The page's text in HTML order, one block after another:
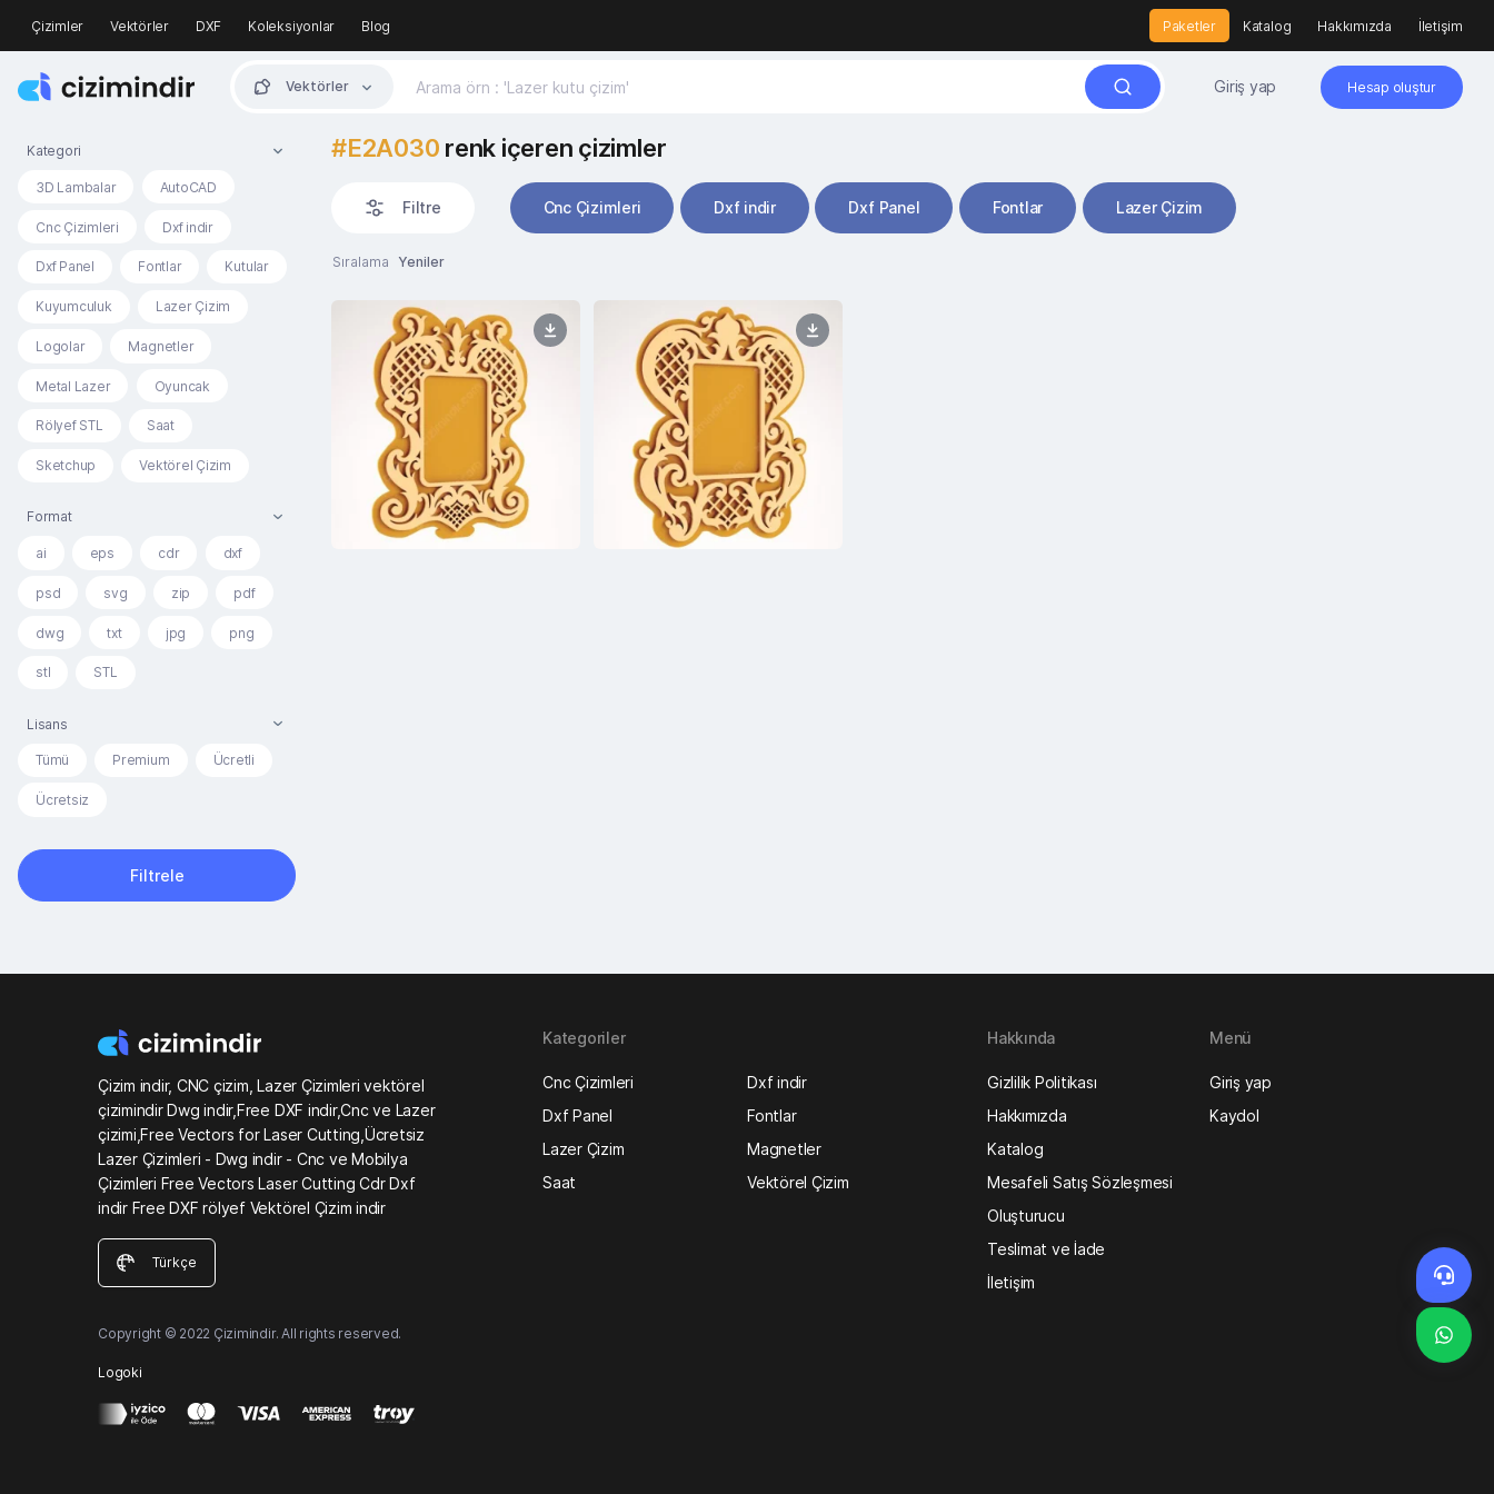
Çizimler Vektörler DXF Koleksiyonlar Blog Paketler Katalog Hakkımızda İletişim
Vektörler Giriş yap Hesap oluştur
Kategori
3D Lambalar AutoCAD
Cnc Çizimleri Dxf indir
Dxf Panel Fontlar Kutular
Kuyumculuk Lazer Çizim
Logolar Magnetler
Metal Lazer Oyuncak
Rölyef STL Saat
Sketchup Vektörel Çizim
Format
ai eps cdr dxf
psd svg zip pdf
dwg txt jpg png
stl STL
Lisans
Tümü Premium Ücretli
Ücretsiz
Filtrele
#E2A030 renk içeren çizimler
Filtre Cnc Çizimleri Dxf indir Dxf Panel Fontlar Lazer Çizim
Sıralama Yeniler
Çizim indir, CNC çizim, Lazer Çizimleri vektörel
çizimindir Dwg indir,Free DXF indir,Cnc ve Lazer
çizimi,Free Vectors for Laser Cutting,Ücretsiz
Lazer Çizimleri - Dwg indir - Cnc ve Mobilya
Çizimleri Free Vectors Laser Cutting Cdr Dxf
indir Free DXF rölyef Vektörel Çizim indir
Türkçe
Copyright © 2022 Çizimindir. All rights reserved.
Logoki
Kategoriler
Cnc Çizimleri
Dxf indir
Dxf Panel
Fontlar
Lazer Çizim
Magnetler
Saat
Vektörel Çizim
Hakkında
Gizlilik Politikası
Hakkımızda
Katalog
Mesafeli Satış Sözleşmesi
Oluşturucu
Teslimat ve İade
İletişim
Menü
Giriş yap
Kaydol